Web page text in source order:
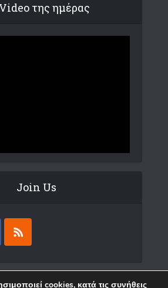
της ημέρας
Join Us
cookies, κατά τις συνήθεις